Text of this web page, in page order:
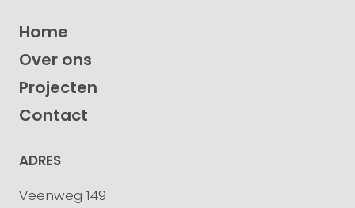
Home
Over ons
Projecten
Contact
ADRES
Veenweg 149